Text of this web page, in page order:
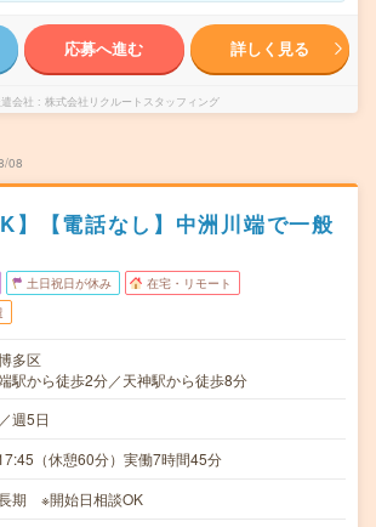
応募へ進む 詳しく見る
会社 株式会社リクルートスタッフィング
08
】【電話なし】中洲川端で一般
土日祝日が休み 在宅・リモート
多区
駅から徒歩2分／天神駅から徒歩8分
週5日
（休憩60分）実働7時間45分
期 ※開始日相談OK